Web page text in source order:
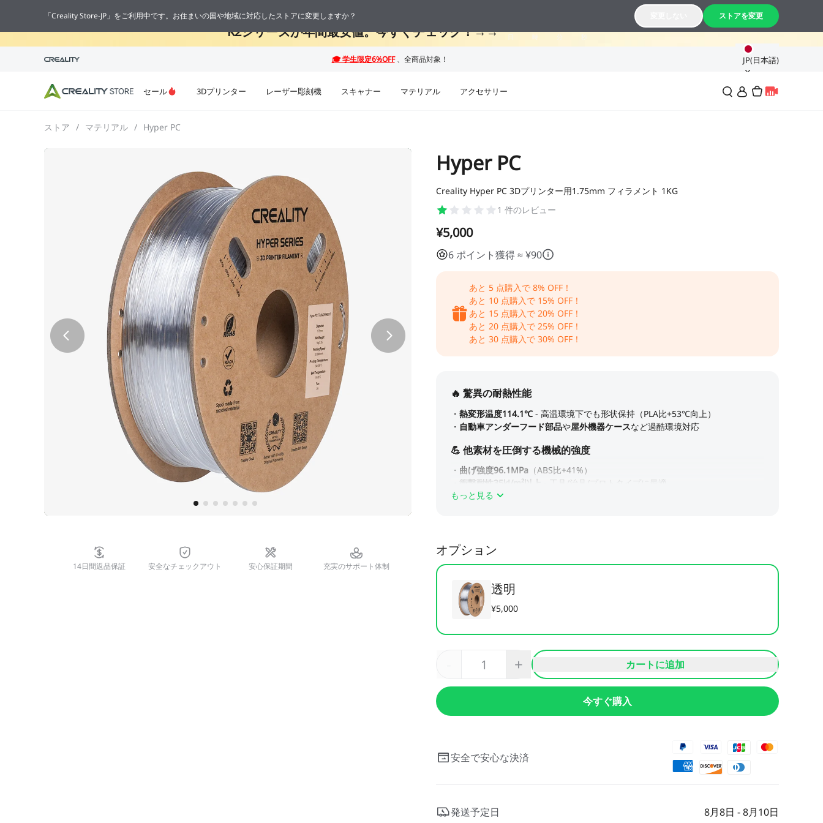
🔥 最大50%OFF！お盆休み限定セール →→
K2シリーズが年間最安値。今すぐチェック！→→ 日 時 分 秒
JP(日本語)
セール 3Dプリンター レーザー彫刻機 スキャナー マテリアル アクセサリー
ストア / マテリアル / Hyper PC
14日間返品保証 安全なチェックアウト 安心保証期間 充実のサポート体制
Hyper PC
Creality Hyper PC 3Dプリンター用1.75mm フィラメント 1KG
1 件のレビュー
¥5,000
6 ポイント獲得 ≈ ¥90
あと 5 点購入で8% OFF！
あと 10 点購入で 15% OFF！
あと 15 点購入で20% OFF！
あと20 点購入で25% OFF！
あと30 点購入で30% OFF！
もっと見る
オプション
透明
¥5,000
+ カートに追加
今すぐ購入
安全で安心な決済
発送予定日 8月8日 - 8月10日
「Creality Store-JP」をご利用中です。お住まいの国や地域に対応したストアに変更しますか？ ストアを変更